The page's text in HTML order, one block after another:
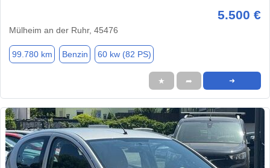
5.500 €
Mülheim an der Ruhr, 45476
99.780 km Benzin 60 kw (82 PS)
★ ➦ ➜